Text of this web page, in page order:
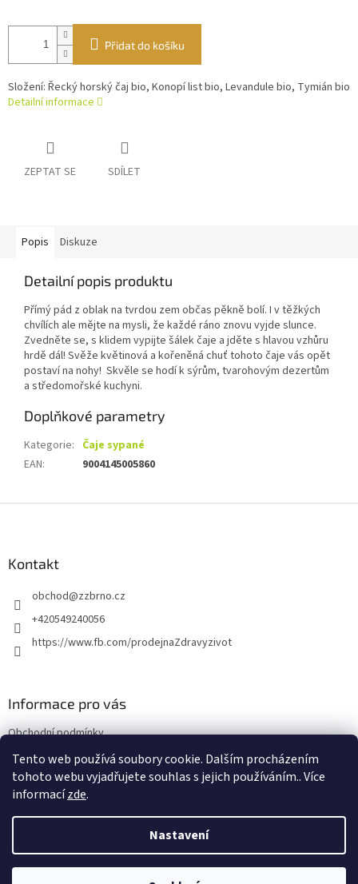
Tento web používá soubory cookie. Dalším procházením
tohoto webu vyjadřujete souhlas s jejich používáním.. Více
informacízde.
Nastavení
Přidat do košíku
Složení: Řecký horský čaj bio, Konopí list bio, Levandule bio, Tymián bio
Detailní informace
ZEPTAT SE SDÍLET
Popis Diskuze
Detailní popis produktu
Přímý pád z oblak na tvrdou zem občas pěkně bolí. I v těžkých
chvílích ale mějte na mysli, že každé ráno znovu vyjde slunce.
Zvedněte se, s klidem vypijte šálek čaje a jděte s hlavou vzhůru
hrdě dál! Svěže květinová a kořeněná chuť tohoto čaje vás opět
postaví na nohy! Skvěle se hodí k sýrům, tvarohovým dezertům
a středomořské kuchyni.
Doplňkové parametry
Kategorie: Čaje sypané
EAN: 9004145005860
Kontakt
obchod@zzbrno.cz
+420549240056
https://www.fb.com/prodejnaZdravyzivot
Informace pro vás
Obchodní podmínky
Podmínky ochrany osobních údajů
Copyright 2026E-shop Zdravý život. Všechna práva vyhrazena.